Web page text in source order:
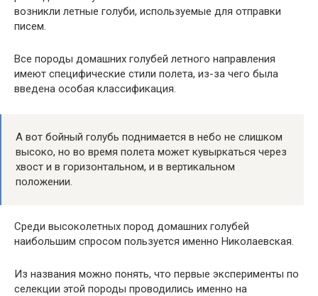
возникли летные голуби, используемые для отправки
писем.
Все породы домашних голубей летного направления
имеют специфические стили полета, из-за чего была
введена особая классификация.
А вот бойный голубь поднимается в небо не слишком
высоко, но во время полета может кувыркаться через
хвост и в горизонтальном, и в вертикальном
положении.
Среди высоколетных пород домашних голубей
наибольшим спросом пользуется именно Николаевская.
Из названия можно понять, что первые эксперименты по
селекции этой породы проводились именно на